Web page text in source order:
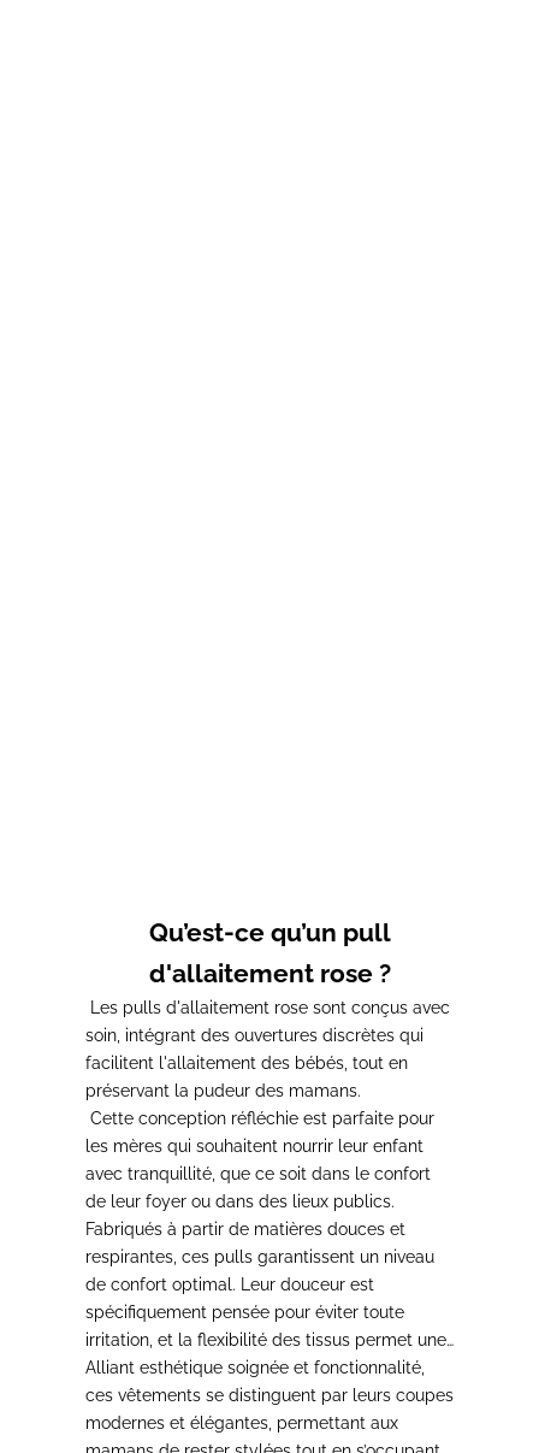
Qu’est-ce qu’un pull
d'allaitement rose ?
Les pulls d'allaitement rose sont conçus avec
soin, intégrant des ouvertures discrètes qui
facilitent l'allaitement des bébés, tout en
préservant la pudeur des mamans.
Cette conception réfléchie est parfaite pour
les mères qui souhaitent nourrir leur enfant
avec tranquillité, que ce soit dans le confort
de leur foyer ou dans des lieux publics.
Fabriqués à partir de matières douces et
respirantes, ces pulls garantissent un niveau
de confort optimal. Leur douceur est
spécifiquement pensée pour éviter toute
irritation , et la flexibilité des tissus permet une
grande liberté de mouvement pour les
mamans pendant les tétées.
Alliant esthétique soignée et fonctionnalité,
ces vêtements se distinguent par leurs coupes
modernes et élégantes, permettant aux